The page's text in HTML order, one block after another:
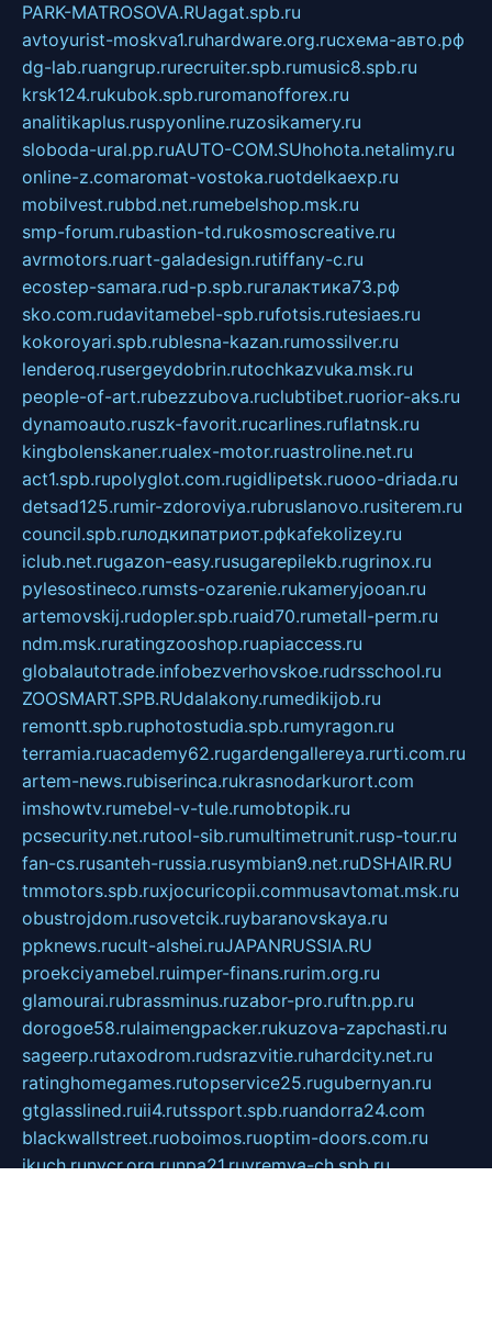
PARK-MATROSOVA.RUagat.spb.ru
avtoyurist-moskva1.ruhardware.org.ruсхема-авто.рф
dg-lab.ruangrup.rurecruiter.spb.rumusic8.spb.ru
krsk124.rukubok.spb.ruromanofforex.ru
analitikaplus.ruspyonline.ruzosikamery.ru
sloboda-ural.pp.ruAUTO-COM.SUhohota.netalimy.ru
online-z.comaromat-vostoka.ruotdelkaexp.ru
mobilvest.rubbd.net.rumebelshop.msk.ru
smp-forum.rubastion-td.rukosmoscreative.ru
avrmotors.ruart-galadesign.rutiffany-c.ru
ecostep-samara.rud-p.spb.ruгалактика73.рф
sko.com.rudavitamebel-spb.rufotsis.rutesiaes.ru
kokoroyari.spb.rublesna-kazan.rumossilver.ru
lenderoq.rusergeydobrin.rutochkazvuka.msk.ru
people-of-art.rubezzubova.ruclubtibet.ruorior-aks.ru
dynamoauto.ruszk-favorit.rucarlines.ruflatnsk.ru
kingbolenskaner.rualex-motor.ruastroline.net.ru
act1.spb.rupolyglot.com.rugidlipetsk.ruooo-driada.ru
detsad125.rumir-zdoroviya.rubruslanovo.rusiterem.ru
council.spb.ruлодкипатриот.рфkafekolizey.ru
iclub.net.rugazon-easy.rusugarepilekb.rugrinox.ru
pylesostineco.rumsts-ozarenie.rukameryjooan.ru
artemovskij.rudopler.spb.ruaid70.rumetall-perm.ru
ndm.msk.ruratingzooshop.ruapiaccess.ru
globalautotrade.infobezverhovskoe.rudrsschool.ru
ZOOSMART.SPB.RUdalakony.rumedikijob.ru
remontt.spb.ruphotostudia.spb.rumyragon.ru
terramia.ruacademy62.rugardengallereya.rurti.com.ru
artem-news.rubiserinca.rukrasnodarkurort.com
imshowtv.rumebel-v-tule.rumobtopik.ru
pcsecurity.net.rutool-sib.rumultimetrunit.rusp-tour.ru
fan-cs.rusanteh-russia.rusymbian9.net.ruDSHAIR.RU
tmmotors.spb.ruxjocuricopii.commusavtomat.msk.ru
obustrojdom.rusovetcik.ruybaranovskaya.ru
ppknews.rucult-alshei.ruJAPANRUSSIA.RU
proekciyamebel.ruimper-finans.rurim.org.ru
glamourai.rubrassminus.ruzabor-pro.ruftn.pp.ru
dorogoe58.rulaimengpacker.rukuzova-zapchasti.ru
sageerp.rutaxodrom.rudsrazvitie.ruhardcity.net.ru
ratinghomegames.rutopservice25.rugubernyan.ru
gtglasslined.ruii4.rutssport.spb.ruandorra24.com
blackwallstreet.ruoboimos.ruoptim-doors.com.ru
ikuch.runycr.org.runpa21.ruvremya-ch.spb.ru